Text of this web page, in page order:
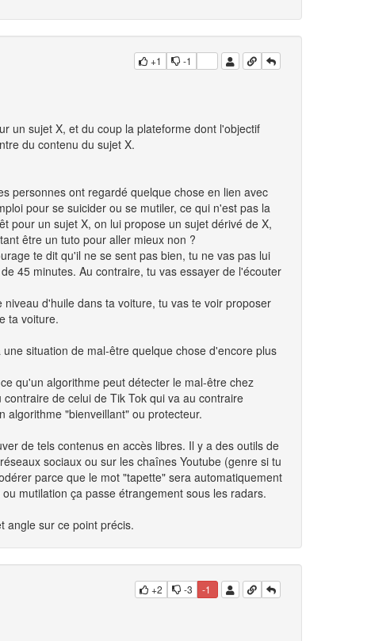
+1 -1
un sujet X, et du coup la plateforme dont l'objectif
du contenu du sujet X.
personnes ont regardé quelque chose en lien avec
pour se suicider ou se mutiler, ce qui n'est pas la
pour un sujet X, on lui propose un sujet dérivé de X,
être un tuto pour aller mieux non ?
te dit qu'il ne se sent pas bien, tu ne vas pas lui
45 minutes. Au contraire, tu vas essayer de l'écouter
d'huile dans ta voiture, tu vas te voir proposer
ta voiture.
situation de mal-être quelque chose d'encore plus
qu'un algorithme peut détecter le mal-être chez
de celui de Tik Tok qui va au contraire
algorithme "bienveillant" ou protecteur.
de tels contenus en accès libres. Il y a des outils de
sociaux ou sur les chaînes Youtube (genre si tu
parce que le mot "tapette" sera automatiquement
mutilation ça passe étrangement sous les radars.
angle sur ce point précis.
+2 -3 -1